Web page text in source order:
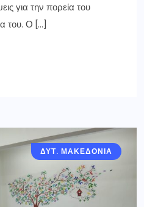
για την πορεία του
του. Ο […]
ΔΥΤ. ΜΑΚΕΔΟΝΙΑ